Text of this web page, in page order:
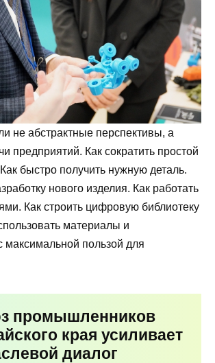
не абстрактные перспективы, а
предприятий. Как сократить простой
быстро получить нужную деталь.
нового изделия. Как работать
Как строить цифровую библиотеку
материалы и
максимальной пользой для
промышленников
края усиливает
диалог